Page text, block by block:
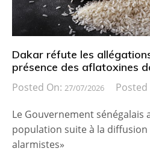
Dakar réfute les
présence des aflatoxines
Posted On: 27/07/2026 Posted
Le Gouvernement sénégalais
population suite à la diffusion
alarmistes»